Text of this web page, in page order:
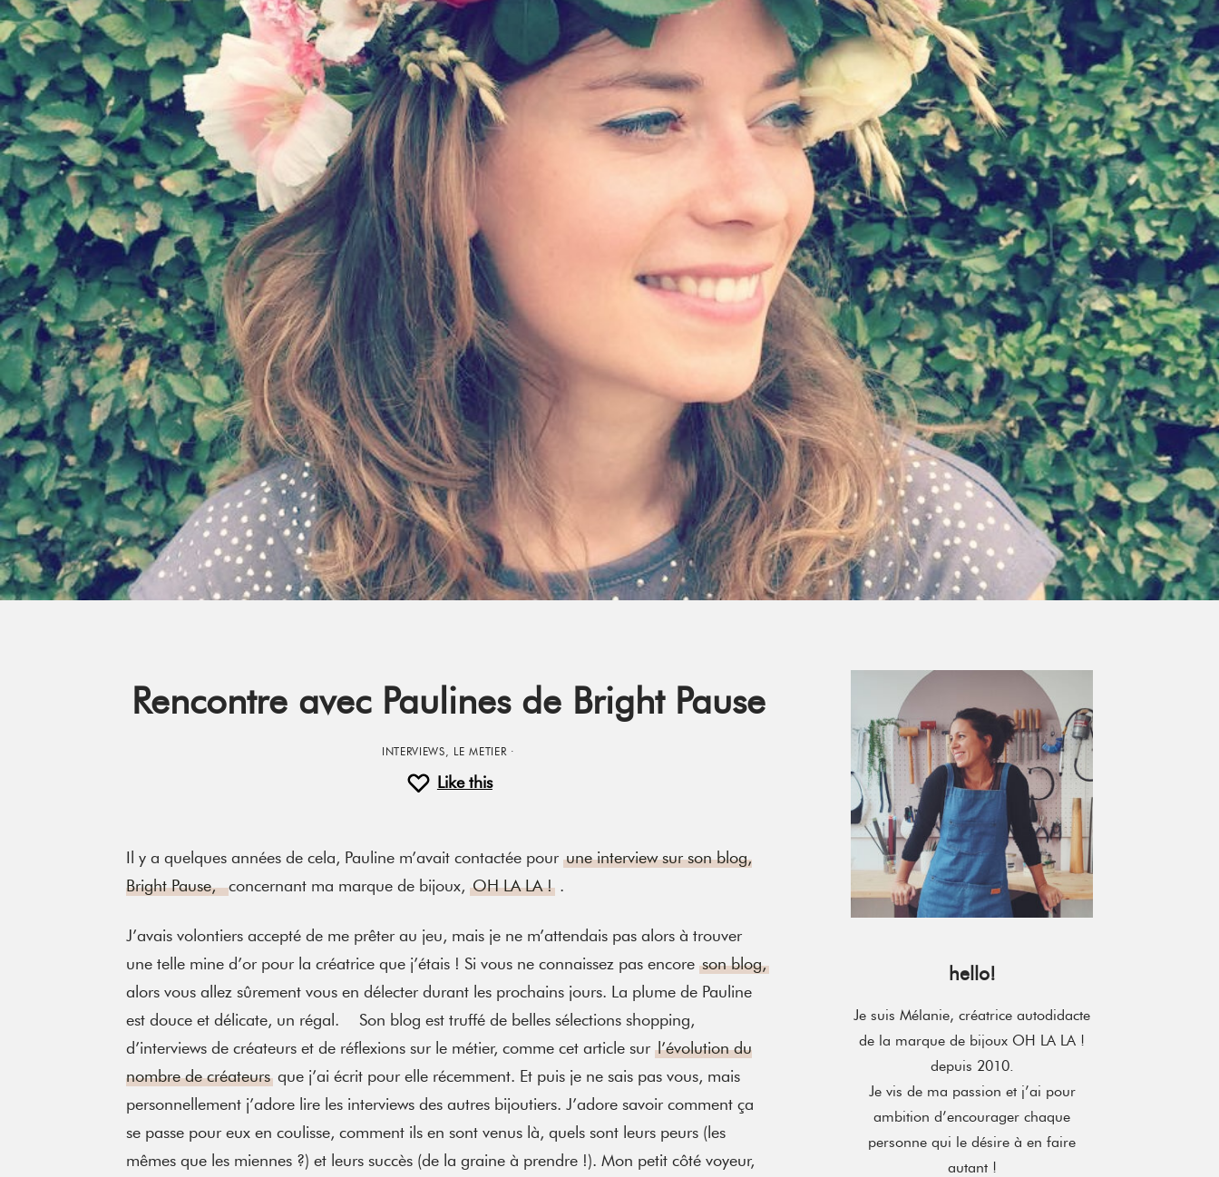
Rencontre avec Paulines de Bright Pause
INTERVIEWS, LE METIER·
Like this
Il y a quelques années de cela, Pauline m’avait contactée pourune interview sur son blog,
Bright Pause,concernant ma marque de bijoux,OH LA LA ! .
J’avais volontiers accepté de me prêter au jeu, mais je ne m’attendais pas alors à trouver
une telle mine d’or pour la créatrice que j’étais ! Si vous ne connaissez pas encoreson blog,
alors vous allez sûrement vous en délecter durant les prochains jours. La plume de Pauline
est douce et délicate, un régal. Son blog est truffé de belles sélections shopping,
d’interviews de créateurs et de réflexions sur le métier, comme cet article surl’évolution du
nombre de créateurs que j’ai écrit pour elle récemment. Et puis je ne sais pas vous, mais
personnellement j’adore lire les interviews des autres bijoutiers. J’adore savoir comment ça
se passe pour eux en coulisse, comment ils en sont venus là, quels sont leurs peurs (les
mêmes que les miennes ?) et leurs succès (de la graine à prendre !). Mon petit côté voyeur,
Primary
Sidebar
hello!
Je suis Mélanie, créatrice autodidacte
de la marque de bijoux OH LA LA !
depuis 2010.
Je vis de ma passion et j’ai pour
ambition d’encourager chaque
personne qui le désire à en faire
autant !